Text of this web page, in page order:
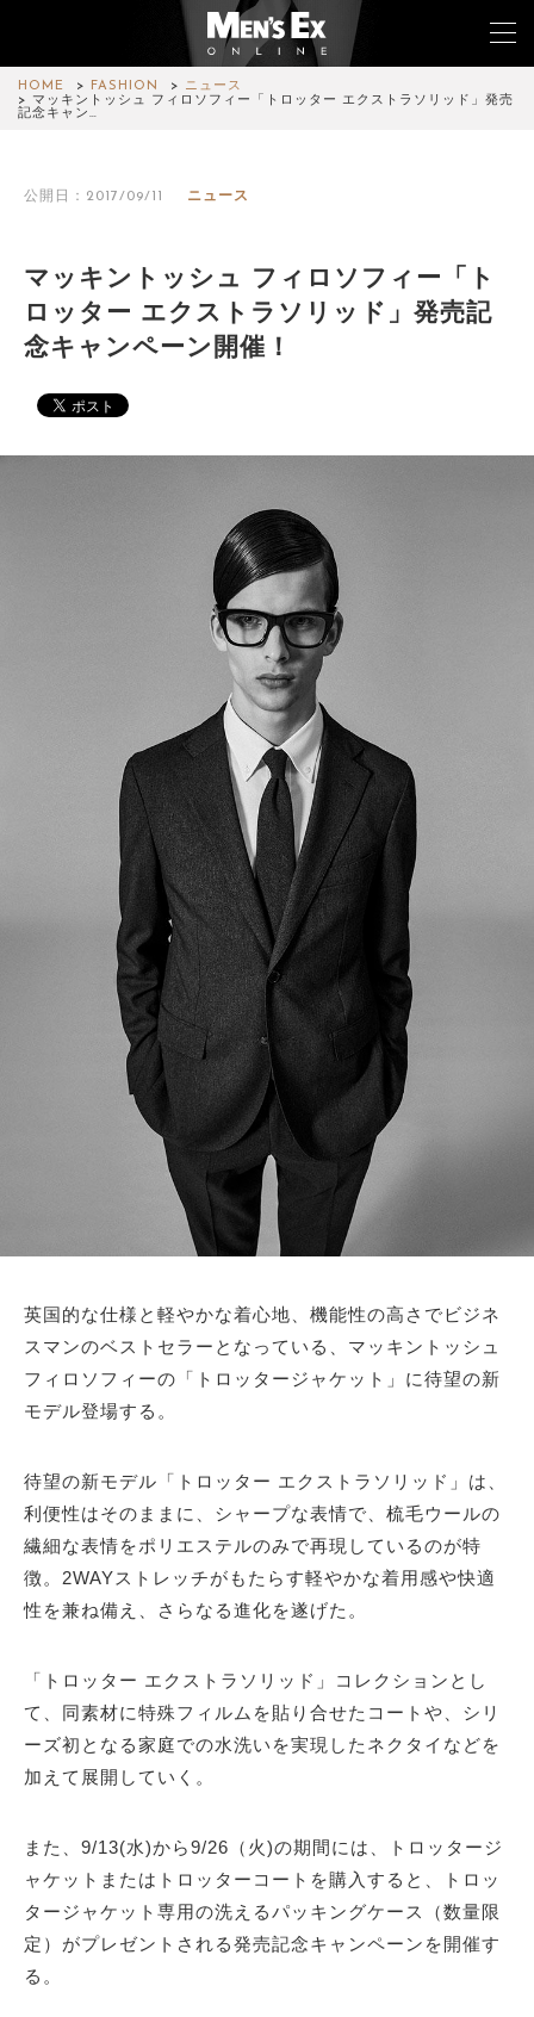
HOME FASHION
ニュース
マッキントッシュ フィロソフィー「トロッター エクストラソリッド」発売
記念キャン…
公開日：2017/09/11 ニュース
マッキントッシュ フィロソフィー「ト
ロッター エクストラソリッド」発売記
念キャンペーン開催！
英国的な仕様と軽やかな着心地、機能性の高さでビジネ
スマンのベストセラーとなっている、マッキントッシュ
フィロソフィーの「トロッタージャケット」に待望の新
モデル登場する。
待望の新モデル「トロッター エクストラソリッド」は、
利便性はそのままに、シャープな表情で、梳毛ウールの
繊細な表情をポリエステルのみで再現しているのが特
徴。2WAYストレッチがもたらす軽やかな着用感や快適
性を兼ね備え、さらなる進化を遂げた。
「トロッター エクストラソリッド」コレクションとし
て、同素材に特殊フィルムを貼り合せたコートや、シリ
ーズ初となる家庭での水洗いを実現したネクタイなどを
加えて展開していく。
また、9/13(水)から9/26（火)の期間には、トロッタージ
ャケットまたはトロッターコートを購入すると、トロッ
タージャケット専用の洗えるパッキングケース（数量限
定）がプレゼントされる発売記念キャンペーンを開催す
る。
FASHION
CAR&BIKE
COLUMN
サイトマップ